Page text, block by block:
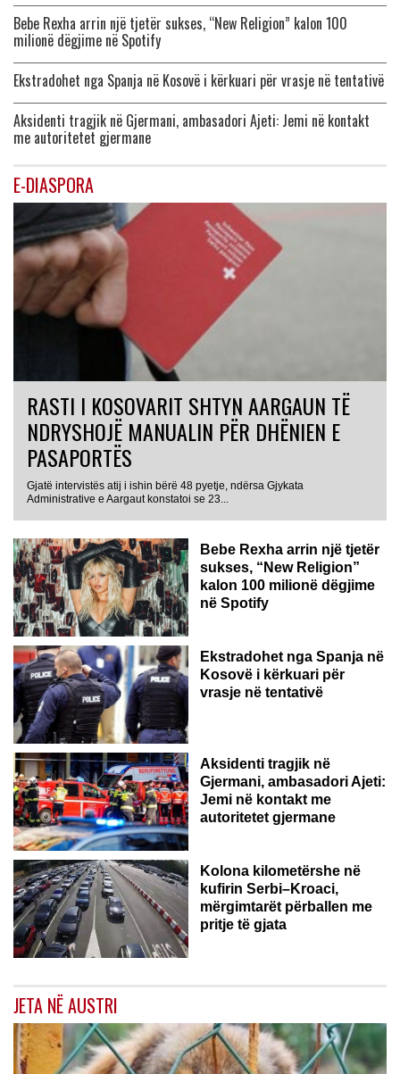
Bebe Rexha arrin një tjetër sukses, “New Religion” kalon 100
milionë dëgjime në Spotify
Ekstradohet nga Spanja në Kosovë i kërkuari për vrasje në tentativë
Aksidenti tragjik në Gjermani, ambasadori Ajeti: Jemi në kontakt
me autoritetet gjermane
E-DIASPORA
RASTI I KOSOVARIT SHTYN AARGAUN TË
NDRYSHOJË MANUALIN PËR DHËNIEN E
PASAPORTËS
Gjatë intervistës atij i ishin bërë 48 pyetje, ndërsa Gjykata
Administrative e Aargaut konstatoi se 23...
Bebe Rexha arrin një tjetër
sukses, “New Religion”
kalon 100 milionë dëgjime
në Spotify
Ekstradohet nga Spanja në
Kosovë i kërkuari për
vrasje në tentativë
GJERMANI
Aksidenti tragjik në
Gjermani, ambasadori Ajeti:
Jemi në kontakt me
autoritetet gjermane
Kolona kilometërshe në
kufirin Serbi–Kroaci,
mërgimtarët përballen me
pritje të gjata
JETA NË AUSTRI